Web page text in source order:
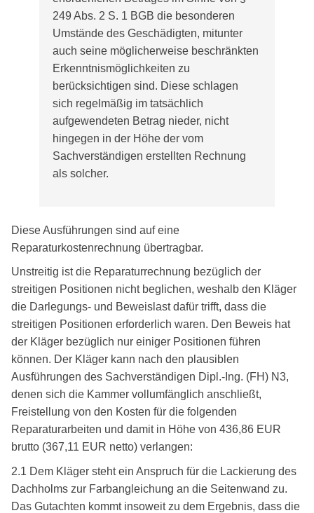
249 Abs. 2 S. 1 BGB die besonderen
Umstände des Geschädigten, mitunter
auch seine möglicherweise beschränkten
Erkenntnismöglichkeiten zu
berücksichtigen sind. Diese schlagen
sich regelmäßig im tatsächlich
aufgewendeten Betrag nieder, nicht
hingegen in der Höhe der vom
Sachverständigen erstellten Rechnung
als solcher.
Diese Ausführungen sind auf eine
Reparaturkostenrechnung übertragbar.
Unstreitig ist die Reparaturrechnung bezüglich der
streitigen Positionen nicht beglichen, weshalb den Kläger
die Darlegungs- und Beweislast dafür trifft, dass die
streitigen Positionen erforderlich waren. Den Beweis hat
der Kläger bezüglich nur einiger Positionen führen
können. Der Kläger kann nach den plausiblen
Ausführungen des Sachverständigen Dipl.-Ing. (FH) N3,
denen sich die Kammer vollumfänglich anschließt,
Freistellung von den Kosten für die folgenden
Reparaturarbeiten und damit in Höhe von 436,86 EUR
brutto (367,11 EUR netto) verlangen:
2.1 Dem Kläger steht ein Anspruch für die Lackierung des
Dachholms zur Farbangleichung an die Seitenwand zu.
Das Gutachten kommt insoweit zu dem Ergebnis, dass die